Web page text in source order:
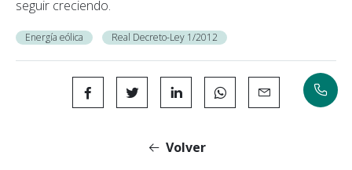
seguir creciendo.
Energía eólica Real Decreto-Ley 1/2012
Volver